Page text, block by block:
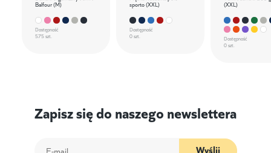
Balfour (M)
Dostępność
575 szt.
sporto (XXL)
Dostępność
0 szt.
(XXL)
Dostępność
0 szt.
Zapisz się do naszego newslettera
Wyślij